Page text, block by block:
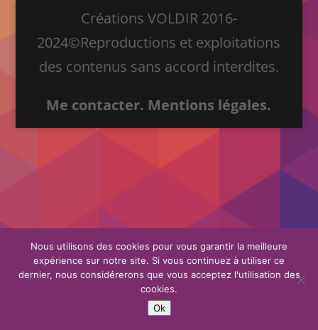
Créations VOLDIR 2016-
2024©Reproductions et exploitations
des contenus sans accord interdites.
Me contacter. Mentions légales.
Nous utilisons des cookies pour vous garantir la meilleure
expérience sur notre site. Si vous continuez à utiliser ce
dernier, nous considérerons que vous acceptez l'utilisation des
cookies.
Ok